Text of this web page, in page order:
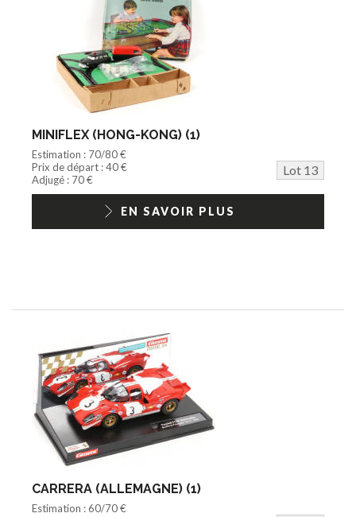
MINIFLEX (HONG-KONG) (1)
Estimation : 70/80 €
Prix de départ : 40 €
Lot 13
Adjugé : 70 €
EN SAVOIR PLUS
CARRERA (ALLEMAGNE) (1)
Estimation : 60/70 €